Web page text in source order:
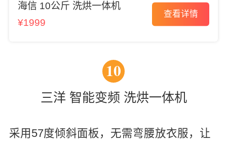
海信 10公斤 洗烘一体机
¥1999
查看详情
10
三洋 智能变频 洗烘一体机
采用57度倾斜面板，无需弯腰放衣服，让